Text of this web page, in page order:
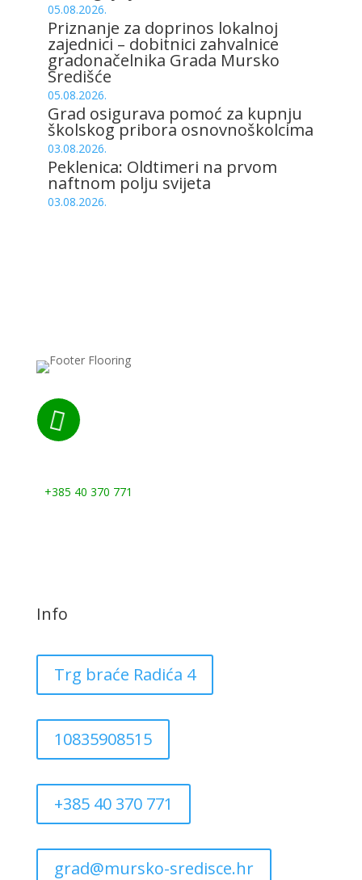
05.08.2026.
Priznanje za doprinos lokalnoj
zajednici – dobitnici zahvalnice
gradonačelnika Grada Mursko
Središće
05.08.2026.
Grad osigurava pomoć za kupnju
školskog pribora osnovnoškolcima
03.08.2026.
Peklenica: Oldtimeri na prvom
naftnom polju svijeta
03.08.2026.

+385 40 370 771
Info
Trg braće Radića 4
10835908515
+385 40 370 771
grad@mursko-sredisce.hr